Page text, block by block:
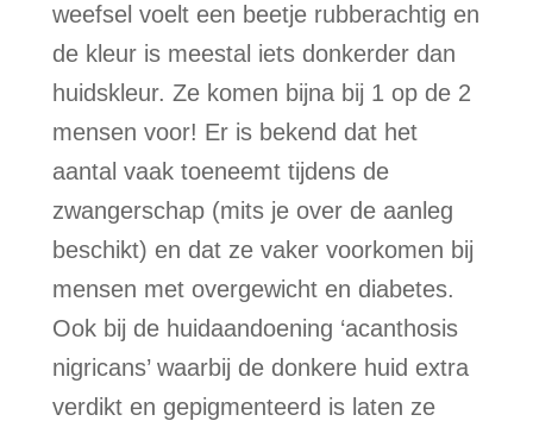
weefsel voelt een beetje rubberachtig en
de kleur is meestal iets donkerder dan
huidskleur. Ze komen bijna bij 1 op de 2
mensen voor! Er is bekend dat het
aantal vaak toeneemt tijdens de
zwangerschap (mits je over de aanleg
beschikt) en dat ze vaker voorkomen bij
mensen met overgewicht en diabetes.
Ook bij de huidaandoening ‘acanthosis
nigricans’ waarbij de donkere huid extra
verdikt en gepigmenteerd is laten ze